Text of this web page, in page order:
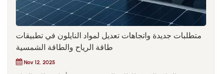
متطلبات جديدة واتجاهات تعديل لمواد النايلون في تطبيقات
طاقة الرياح والطاقة الشمسية
Nov 12, 2025